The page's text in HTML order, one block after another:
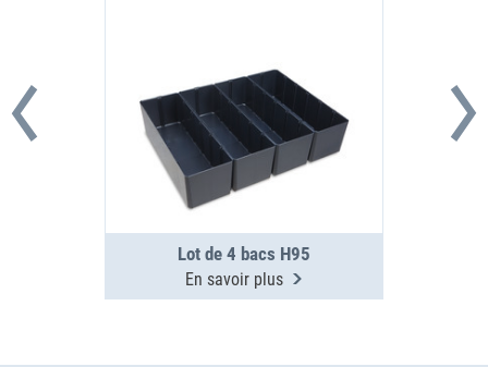
Lot de 4 bacs H95
En savoir plus